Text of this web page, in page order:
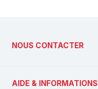
NOUS CONTACTER
AIDE & INFORMATIONS